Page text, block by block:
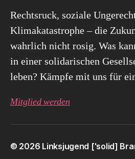
Rechtsruck, soziale
Klimakatastrophe – die
wahrlich nicht rosig. Was
in einer solidarischen
leben? Kämpfe mit uns für
Mitglied werden
© 2026 Linksjugend ['solid]